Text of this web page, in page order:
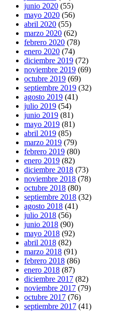
junio 2020 (55)
mayo 2020 (56)
abril 2020 (55)
marzo 2020 (62)
febrero 2020 (78)
enero 2020 (74)
diciembre 2019 (72)
noviembre 2019 (69)
octubre 2019 (69)
septiembre 2019 (32)
agosto 2019 (41)
julio 2019 (54)
junio 2019 (81)
mayo 2019 (81)
abril 2019 (85)
marzo 2019 (79)
febrero 2019 (80)
enero 2019 (82)
diciembre 2018 (73)
noviembre 2018 (78)
octubre 2018 (80)
septiembre 2018 (32)
agosto 2018 (41)
julio 2018 (56)
junio 2018 (90)
mayo 2018 (92)
abril 2018 (82)
marzo 2018 (91)
febrero 2018 (86)
enero 2018 (87)
diciembre 2017 (82)
noviembre 2017 (79)
octubre 2017 (76)
septiembre 2017 (41)